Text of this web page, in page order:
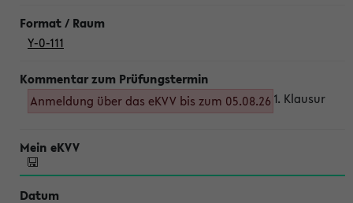
Y-0-111
Anmeldung über das eKVV bis zum 05.08.26 1. Klausur